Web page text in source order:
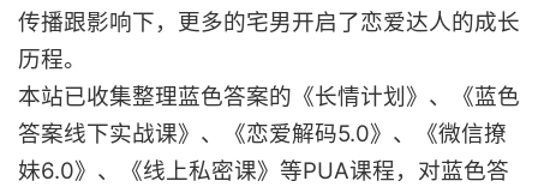
传播跟影响下，更多的宅男开启了恋爱达人的成长
历程。
本站已收集整理蓝色答案的《长情计划》、《蓝色
答案线下实战课》、《恋爱解码5.0》、《微信撩
妹6.0》、《线上私密课》等PUA课程，对蓝色答